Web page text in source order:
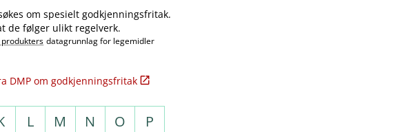
om spesielt godkjenningsfritak.
de følger ulikt regelverk.
datagrunnlag for legemidler
DMP om godkjenningsfritak
L M N O
P